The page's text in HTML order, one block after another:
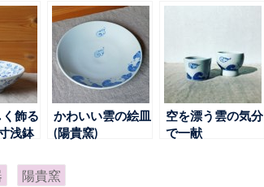
飾る
浅鉢
かわいい雲の絵皿
(陽貴窯)
空を漂う雲の気分
で一献
陽貴窯